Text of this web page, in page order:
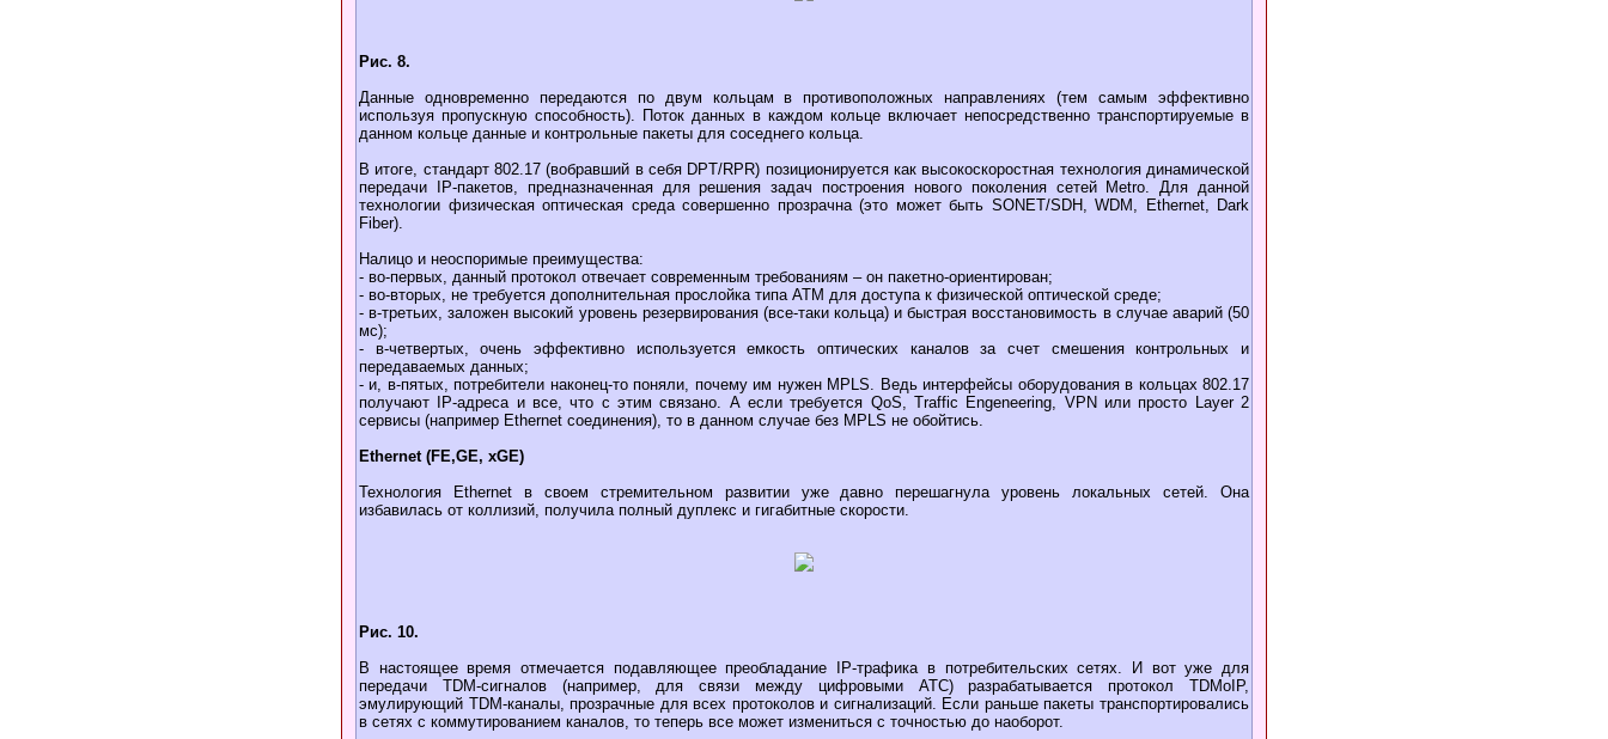
Рис. 8.
Данные одновременно передаются по двум кольцам в противоположных направлениях (тем самым эффективно
используя пропускную способность). Поток данных в каждом кольце включает непосредственно транспортируемые в
данном кольце данные и контрольные пакеты для соседнего кольца.
В итоге, стандарт 802.17 (вобравший в себя DPT/RPR) позиционируется как высокоскоростная технология динамической
передачи IP-пакетов, предназначенная для решения задач построения нового поколения сетей Metro. Для данной
технологии физическая оптическая среда совершенно прозрачна (это может быть SONET/SDH, WDM, Ethernet, Dark
Fiber).
Налицо и неоспоримые преимущества:
- во-первых, данный протокол отвечает современным требованиям – он пакетно-ориентирован;
- во-вторых, не требуется дополнительная прослойка типа ATM для доступа к физической оптической среде;
- в-третьих, заложен высокий уровень резервирования (все-таки кольца) и быстрая восстановимость в случае аварий (50
мс);
- в-четвертых, очень эффективно используется емкость оптических каналов за счет смешения контрольных и
передаваемых данных;
- и, в-пятых, потребители наконец-то поняли, почему им нужен MPLS. Ведь интерфейсы оборудования в кольцах 802.17
получают IP-адреса и все, что с этим связано. А если требуется QoS, Traffic Engeneering, VPN или просто Layer 2
сервисы (например Ethernet соединения), то в данном случае без MPLS не обойтись.
Ethernet (FE,GE, xGE)
Технология Ethernet в своем стремительном развитии уже давно перешагнула уровень локальных сетей. Она
избавилась от коллизий, получила полный дуплекс и гигабитные скорости.
Рис. 10.
В настоящее время отмечается подавляющее преобладание IP-трафика в потребительских сетях. И вот уже для
передачи TDM-сигналов (например, для связи между цифровыми АТС) разрабатывается протокол TDMoIP,
эмулирующий TDM-каналы, прозрачные для всех протоколов и сигнализаций. Если раньше пакеты транспортировались
в сетях с коммутированием каналов, то теперь все может измениться с точностью до наоборот.